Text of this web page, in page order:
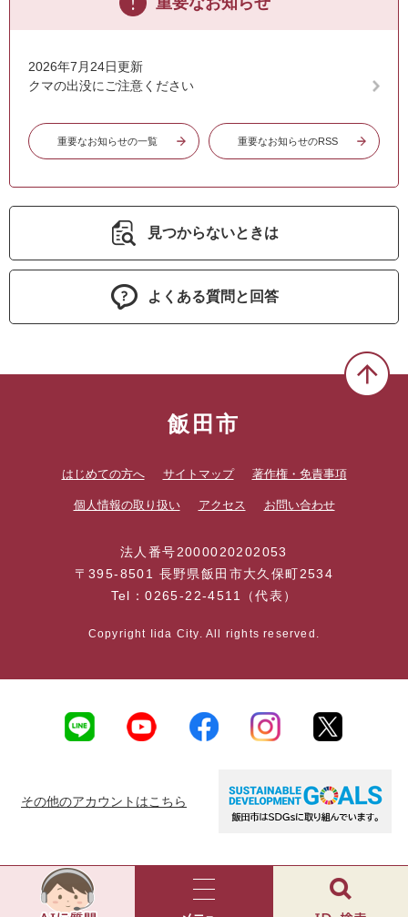
2026年7月24日更新
クマの出没にご注意ください
重要なお知らせの一覧 重要なお知らせのRSS
見つからないときは
よくある質問と回答
飯田市
はじめての方へ サイトマップ 著作権・免責事項
個人情報の取り扱い アクセス お問い合わせ
法人番号2000020202053
〒395-8501 長野県飯田市大久保町2534
Tel：0265-22-4511（代表）
Copyright Iida City. All rights reserved.
その他のアカウントはこちら